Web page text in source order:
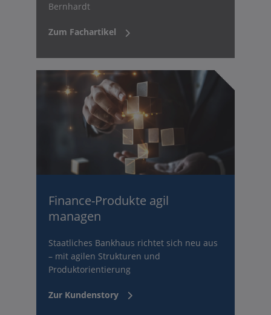
Bernhardt
Zum Fachartikel
Finance-Produkte agil
managen
Staatliches Bankhaus richtet sich neu aus
– mit agilen Strukturen und
Produktorientierung
Zur Kundenstory